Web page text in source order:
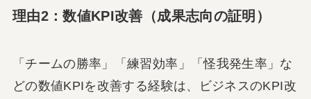
理由2：数値KPI改善（成果志向の証明）
「チームの勝率」「練習効率」「怪我発生率」な
どの数値KPIを改善する経験は、ビジネスのKPI改